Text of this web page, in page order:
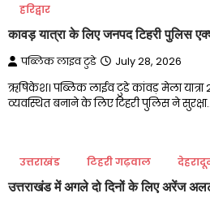
हरिद्वार
कावड़ यात्रा के लिए जनपद टिहरी पुलिस
पब्लिक लाइव टुडे July 28, 2026
ऋषिकेश। पब्लिक लाईव टुडे कांवड़ मेला
व्यवस्थित बनाने के लिए टिहरी पुलिस ने
उत्तराखंड टिहरी गढ़वाल
उत्तराखंड में अगले दो दिनों के लिए अरेंज